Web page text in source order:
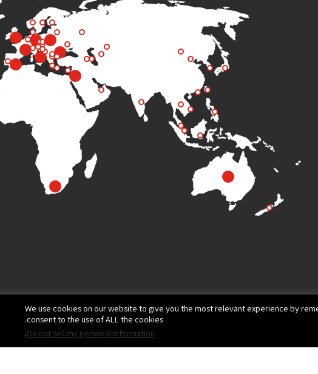
We use cookies on our website to give you the most relevant experience by
consent to the use of ALL the cookies.
Do not sell my personal information
.